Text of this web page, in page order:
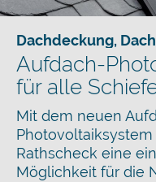
Dachdeckung,
Aufdach-
für alle
Mit dem neuen
Rathscheck eine
Möglichkeit für die